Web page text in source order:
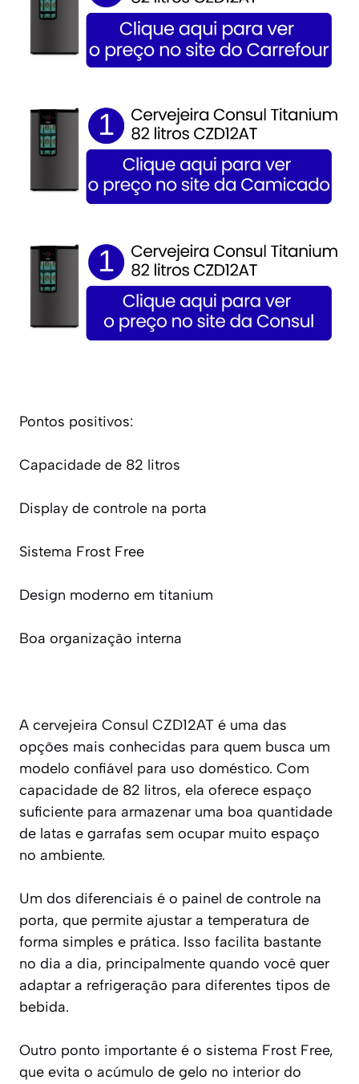
Pontos positivos:
Capacidade de 82 litros
Display de controle na porta
Sistema Frost Free
Design moderno em titanium
Boa organização interna
A cervejeira Consul CZD12AT é uma das
opções mais conhecidas para quem busca um
modelo confiável para uso doméstico. Com
capacidade de 82 litros, ela oferece espaço
suficiente para armazenar uma boa quantidade
de latas e garrafas sem ocupar muito espaço
no ambiente.
Um dos diferenciais é o painel de controle na
porta, que permite ajustar a temperatura de
forma simples e prática. Isso facilita bastante
no dia a dia, principalmente quando você quer
adaptar a refrigeração para diferentes tipos de
bebida.
Outro ponto importante é o sistema Frost Free,
que evita o acúmulo de gelo no interior do